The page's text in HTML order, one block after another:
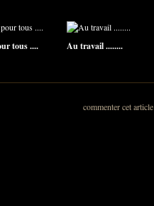
tous .... Au travail ........
commenter cet article